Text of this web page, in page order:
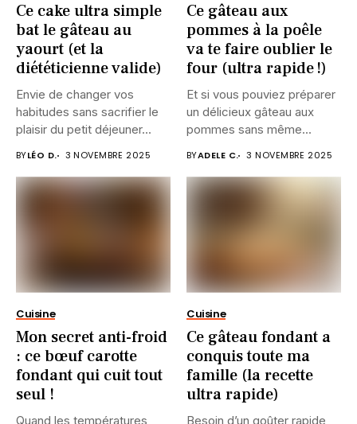
Ce cake ultra simple
bat le gâteau au
yaourt (et la
diététicienne valide)
Envie de changer vos
habitudes sans sacrifier le
plaisir du petit déjeuner...
BYLÉO D. 3 NOVEMBRE 2025
Ce gâteau aux
pommes à la poêle
va te faire oublier le
four (ultra rapide !)
Et si vous pouviez préparer
un délicieux gâteau aux
pommes sans même...
BYADELE C. 3 NOVEMBRE 2025
Cuisine
Mon secret anti-froid
: ce bœuf carotte
fondant qui cuit tout
seul !
Quand les températures
Cuisine
Ce gâteau fondant a
conquis toute ma
famille (la recette
ultra rapide)
Besoin d’un goûter rapide,